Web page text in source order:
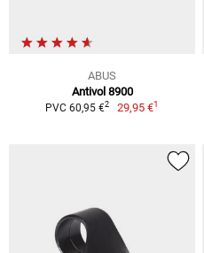
ABUS
Antivol 8900
PVC 60,95 €2 29,95 €1